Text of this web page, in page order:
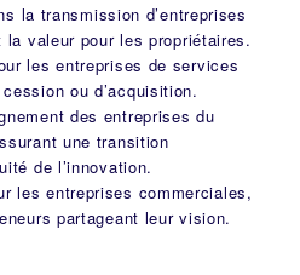
la transmission d’entreprises
valeur pour les propriétaires.
les entreprises de services
ou d’acquisition.
des entreprises du
une transition
de l’innovation.
les entreprises commerciales,
partageant leur vision.